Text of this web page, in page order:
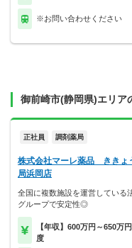
※お問い合わせください
御前崎市(静岡県)エリア
正社員 調剤薬局
株式会社マーレ薬品 ききょ
局浜岡店
全国に複数施設を運営している
グループで安定性◎
【年収】600万円～650万
度